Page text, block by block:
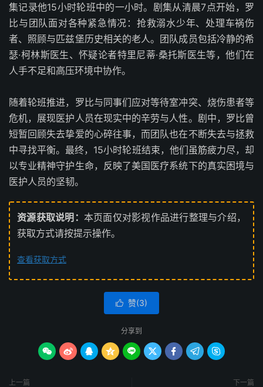
集记录他15小时轮班中的一小时。剧集从清晨7点开始，罗
比与团队面对各种紧急情况：抢救溺水少年、处理车祸伤
者、照顾与匹兹堡历史相关的老人。团队成员包括冷静的希
瑟·柯林斯医生、怀疑论者特里尼蒂·桑托斯医生等，他们在
人手不足和高压环境中协作。
随着轮班推进，罗比与同事们应对等待室冲突、烧伤患者等
危机，展现医护人员在现实中的辛劳与人性。剧中，罗比曾
短暂回顾失去挚爱的心碎往事，而团队也在不断失去与拯救
中寻找平衡。最终，15小时轮班结束，他们虽筋疲力尽，却
以专业精神守护生命，反映了美国医疗系统下的真实困境与
医护人员的坚韧。
资源获取说明： 本页面仅对影视作品进行整理与介绍，
获取方式请按提示操作。
查看获取方式
 赞(3)
分享到
        
上一篇 下一篇